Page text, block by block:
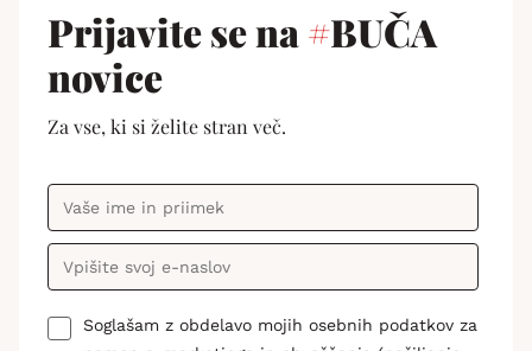
Prijavite se na#BUČA
novice
Za vse, ki si želite stran več.
Soglašam z obdelavo mojih osebnih podatkov za